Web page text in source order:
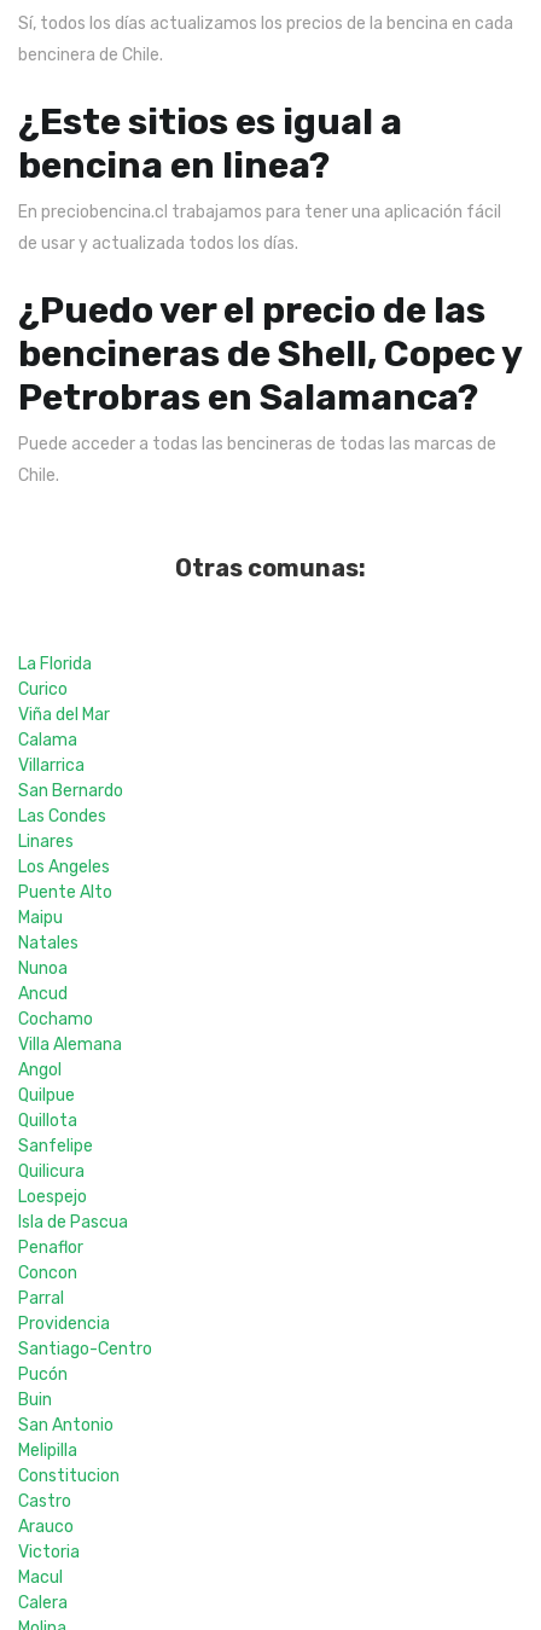
Sí, todos los días actualizamos los precios de la bencina en cada
bencinera de Chile.
¿Este sitios es igual a
bencina en linea?
En preciobencina.cl trabajamos para tener una aplicación fácil
de usar y actualizada todos los días.
¿Puedo ver el precio de las
bencineras de Shell, Copec y
Petrobras en Salamanca?
Puede acceder a todas las bencineras de todas las marcas de
Chile.
Otras comunas:
La Florida
Curico
Viña del Mar
Calama
Villarrica
San Bernardo
Las Condes
Linares
Los Angeles
Puente Alto
Maipu
Natales
Nunoa
Ancud
Cochamo
Villa Alemana
Angol
Quilpue
Quillota
Sanfelipe
Quilicura
Loespejo
Isla de Pascua
Penaflor
Concon
Parral
Providencia
Santiago-Centro
Pucón
Buin
San Antonio
Melipilla
Constitucion
Castro
Arauco
Victoria
Macul
Calera